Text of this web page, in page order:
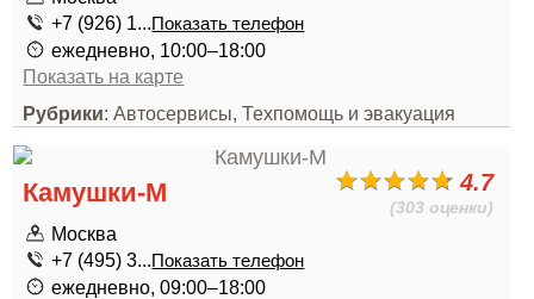
+7 (926) 1...Показать телефон
ежедневно, 10:00–18:00
Показать на карте
Рубрики: Автосервисы, Техпомощь и эвакуация
4.7
(303 оценки)
Камушки-М
Москва
+7 (495) 3...Показать телефон
ежедневно, 09:00–18:00